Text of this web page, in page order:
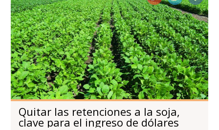
Quitar las retenciones a la soja,
clave para el ingreso de dólares